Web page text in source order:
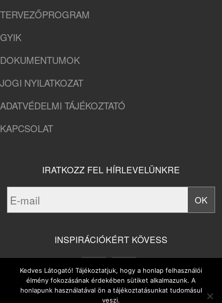
TERVEZŐPROGRAM
GYIK
DOKUMENTUMOK
JOGI NYILATKOZAT
ADATVÉDELMI TÁJÉKOZTATÓ
KAPCSOLAT
IRATKOZZ FEL HÍRLEVELÜNKRE
INSPIRÁCIÓKÉRT KÖVESS
Kedves Látogató! Tájékoztatjuk, hogy a honlap felhasználói
élmény fokozásának érdekében sütiket alkalmazunk. A
honlapunk használatával ön a tájékoztatásunkat tudomásul
veszi.